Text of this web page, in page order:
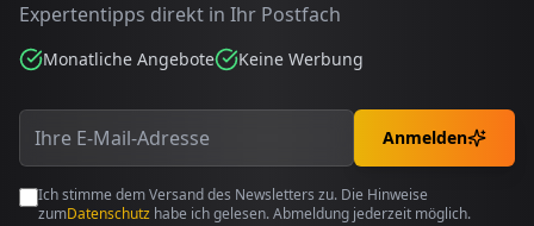
Expertentipps direkt in Ihr Postfach
Monatliche Angebote Keine Werbung
Anmelden
Ich stimme dem Versand des Newsletters zu. Die Hinweise
zumDatenschutz habe ich gelesen. Abmeldung jederzeit möglich.